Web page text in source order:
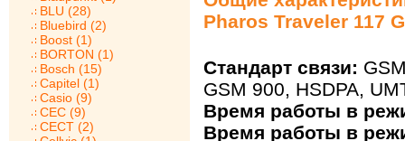
BLU (28)
Bluebird (2)
Boost (1)
BORTON (1)
Bosch (15)
Capitel (1)
Casio (9)
CEC (9)
CECT (2)
Pharos Traveler 117
Стандарт связи:
GSM 900, HSDPA,
Время работы в
Время работы в